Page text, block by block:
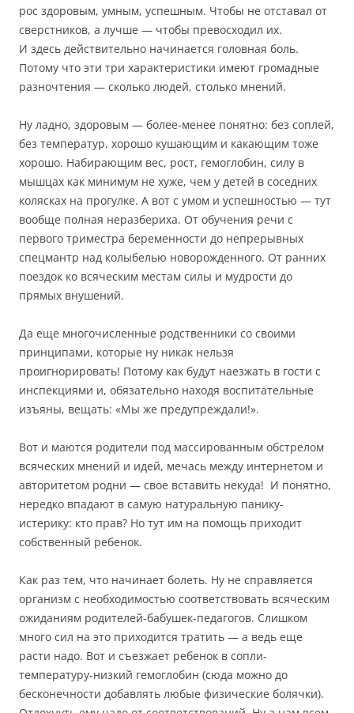
рос здоровым, умным, успешным. Чтобы не отставал от
сверстников, а лучше — чтобы превосходил их.
И здесь действительно начинается головная боль.
Потому что эти три характеристики имеют громадные
разночтения — сколько людей, столько мнений.
Ну ладно, здоровым — более-менее понятно: без соплей,
без температур, хорошо кушающим и какающим тоже
хорошо. Набирающим вес, рост, гемоглобин, силу в
мышцах как минимум не хуже, чем у детей в соседних
колясках на прогулке. А вот с умом и успешностью — тут
вообще полная неразбериха. От обучения речи с
первого триместра беременности до непрерывных
спецмантр над колыбелью новорожденного. От ранних
поездок ко всяческим местам силы и мудрости до
прямых внушений.
Да еще многочисленные родственники со своими
принципами, которые ну никак нельзя
проигнорировать! Потому как будут наезжать в гости с
инспекциями и, обязательно находя воспитательные
изъяны, вещать: «Мы же предупреждали!».
Вот и маются родители под массированным обстрелом
всяческих мнений и идей, мечась между интернетом и
авторитетом родни — свое вставить некуда! И понятно,
нередко впадают в самую натуральную панику-
истерику: кто прав? Но тут им на помощь приходит
собственный ребенок.
Как раз тем, что начинает болеть. Ну не справляется
организм с необходимостью соответствовать всяческим
ожиданиям родителей-бабушек-педагогов. Слишком
много сил на это приходится тратить — а ведь еще
расти надо. Вот и съезжает ребенок в сопли-
температуру-низкий гемоглобин (сюда можно до
бесконечности добавлять любые физические болячки).